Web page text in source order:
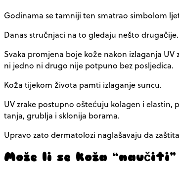
Godinama se tamniji ten smatrao simbolom
Danas stručnjaci na to gledaju nešto drugačije.
Svaka promjena boje kože nakon izlaganja
ni jedno ni drugo nije potpuno bez posljedica.
Koža tijekom života pamti izlaganje suncu.
UV zrake postupno oštećuju kolagen i elastin,
tanja, grublja i sklonija borama.
Upravo zato dermatolozi naglašavaju da
Može li se koža “naučiti”